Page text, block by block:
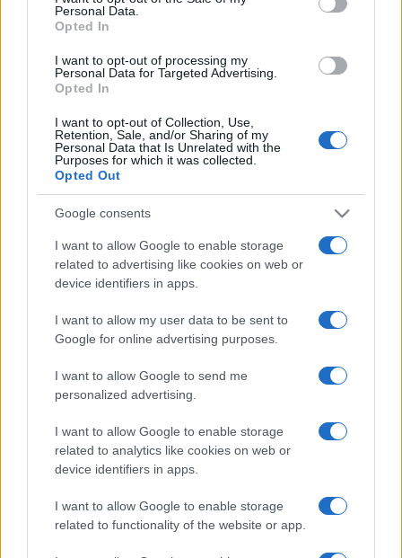
Personal Data.
Opted In
I want to opt-out of processing my
Personal Data for Targeted Advertising.
Opted In
I want to opt-out of Collection, Use,
Retention, Sale, and/or Sharing of my
Personal Data that Is Unrelated with the
Purposes for which it was collected.
Opted Out
Google consents
I want to allow Google to enable storage
related to advertising like cookies on web or
device identifiers in apps.
I want to allow my user data to be sent to
Google for online advertising purposes.
I want to allow Google to send me
personalized advertising.
I want to allow Google to enable storage
related to analytics like cookies on web or
device identifiers in apps.
I want to allow Google to enable storage
related to functionality of the website or app.
Az alapítvány tervei között szerepel egy állandó kiállítóhely
létrehozása, elképzelése szerint interaktív múzeumról lenne
Céljuk láthatóvá és dinamikussá tenni a hagyatékot: a
közönségnek megmutatni és kutathatóvá tenni. Fesztivált is
rendeznének gyerekeknek, amelyen ők maguk játszhatnák a
Láposi Terka beszélt arról is, hogy Kemény Henrik hamvait a
Népligetben helyezték el, azon a területen, ahol a család
ültettek, mivel abból faragta bábjait a művész. A fa köré
szobrokkal, bábokkal. Hozzátette, hogy a Kolibri Színház
kezdeményezésére - amelynek a bábjátékos alapító tagja
volt - a színház homlokzatán emléktáblát helyeznek el,
amelyet tudomása szerint a szeptemberi Kolibri Fesztiválon
Láposi Terka kitért arra, hogy az Életem a bábjáték,